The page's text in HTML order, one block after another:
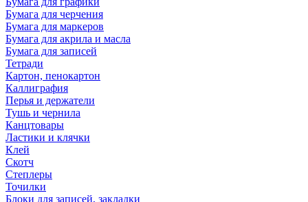
Бумага для черчения
Бумага для маркеров
Бумага для акрила и масла
Бумага для записей
Тетради
Картон, пенокартон
Каллиграфия
Перья и держатели
Тушь и чернила
Канцтовары
Ластики и клячки
Клей
Скотч
Степлеры
Точилки
Блоки для записей, закладки